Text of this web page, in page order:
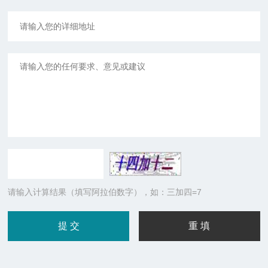
请输入计算结果（填写阿拉伯数字），如：三加四=7